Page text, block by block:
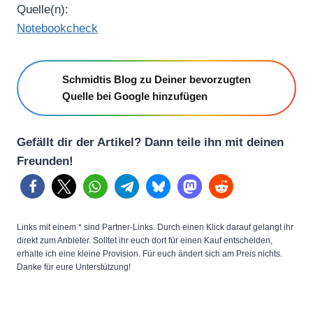
Quelle(n):
Notebookcheck
Schmidtis Blog zu Deiner bevorzugten
Quelle bei Google hinzufügen
Gefällt dir der Artikel? Dann teile ihn mit deinen
Freunden!
Links mit einem * sind Partner-Links. Durch einen Klick darauf gelangt ihr
direkt zum Anbieter. Solltet ihr euch dort für einen Kauf entscheiden,
erhalte ich eine kleine Provision. Für euch ändert sich am Preis nichts.
Danke für eure Unterstützung!